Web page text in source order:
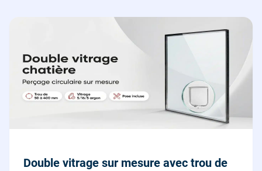
Double vitrage sur mesure avec trou de